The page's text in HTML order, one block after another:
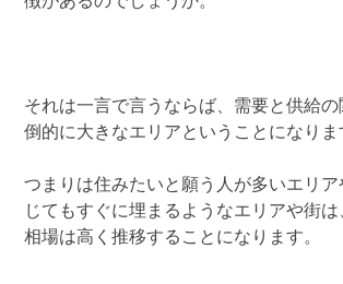
それは一言で言うならば、需要と供給
倒的に大きなエリアということになりま
つまりは住みたいと願う人が多いエリ
じてもすぐに埋まるようなエリアや街
相場は高く推移することになります。